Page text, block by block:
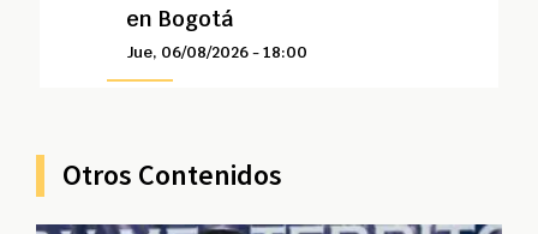
en Bogotá
Jue, 06/08/2026 - 18:00
Otros Contenidos